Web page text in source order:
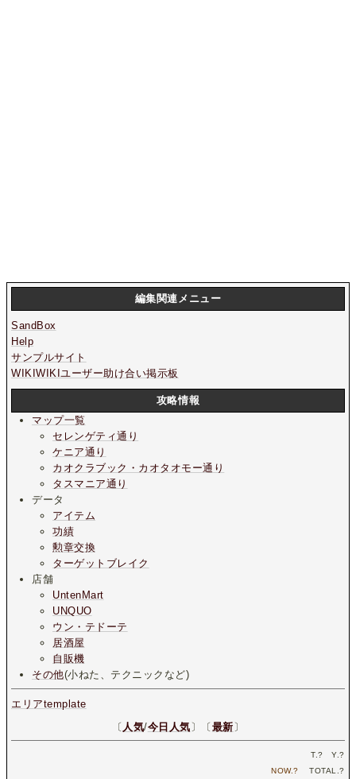
編集関連メニュー
SandBox
Help
サンプルサイト
WIKIWIKIユーザー助け合い掲示板
攻略情報
マップ一覧
セレンゲティ通り
ケニア通り
カオクラブック・カオタオモー通り
タスマニア通り
データ
アイテム
功績
勲章交換
ターゲットブレイク
店舗
UntenMart
UNQUO
ウン・テドーテ
居酒屋
自販機
その他(小ねた、テクニックなど)
エリアtemplate
〔 人気/今日人気 〕〔 最新 〕
T.? Y.?
NOW.? TOTAL.?